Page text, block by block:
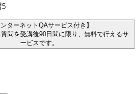
ンターネットQAサービス付き】
問を受講後90日間に限り、無料で行えるサ
ービスです。